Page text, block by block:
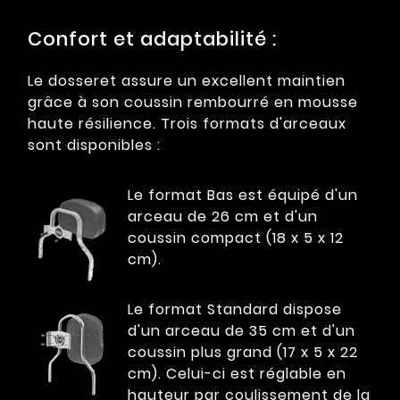
Confort et adaptabilité :
Le dosseret assure un excellent maintien
grâce à son coussin rembourré en mousse
haute résilience. Trois formats d'arceaux
sont disponibles :
Le format Bas est équipé d'un
arceau de 26 cm et d'un
coussin compact (18 x 5 x 12
cm).
Le format Standard dispose
d'un arceau de 35 cm et d'un
coussin plus grand (17 x 5 x 22
cm). Celui-ci est réglable en
hauteur par coulissement de la